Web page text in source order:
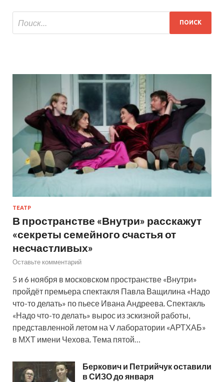
ТЕАТР
В пространстве «Внутри» расскажут
«секреты семейного счастья от
несчастливых»
Оставьте комментарий
5 и 6 ноября в московском пространстве «Внутри»
пройдёт премьера спектакля Павла Ващилина «Надо
что-то делать» по пьесе Ивана Андреева. Спектакль
«Надо что-то делать» вырос из эскизной работы,
представленной летом на V лаборатории «АРТХАБ»
в МХТ имени Чехова. Тема пятой…
Беркович и Петрийчук оставили
в СИЗО до января